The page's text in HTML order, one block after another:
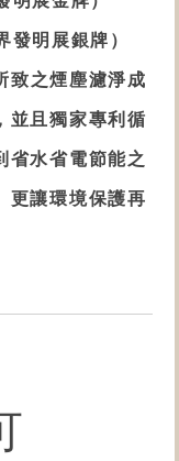
明展銀牌）
致之煙塵濾淨成
並且獨家專利循
省水省電節能之
更讓環境保護再